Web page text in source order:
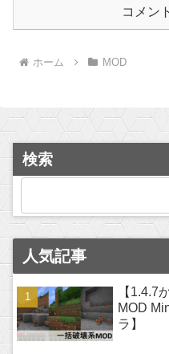
コメン
ホーム MOD
検索
人気記事
【1.4.7
MOD
ラ】